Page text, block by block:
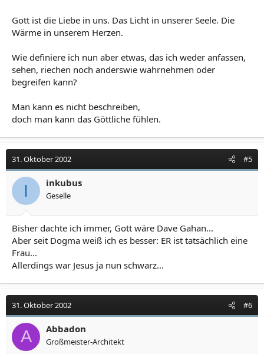
Gott ist die Liebe in uns. Das Licht in unserer Seele. Die
Wärme in unserem Herzen.
Wie definiere ich nun aber etwas, das ich weder anfassen,
sehen, riechen noch anderswie wahrnehmen oder
begreifen kann?
Man kann es nicht beschreiben,
doch man kann das Göttliche fühlen.
31. Oktober 2002 #5
I inkubus
Geselle
Bisher dachte ich immer, Gott wäre Dave Gahan...
Aber seit Dogma weiß ich es besser: ER ist tatsächlich eine
Frau...
Allerdings war Jesus ja nun schwarz...
31. Oktober 2002 #6
A Abbadon
Großmeister-Architekt